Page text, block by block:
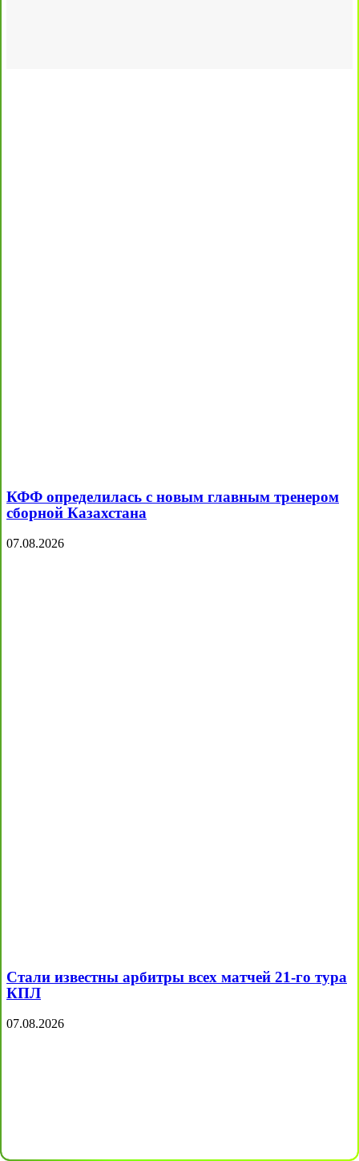
КФФ определилась с новым главным тренером
сборной Казахстана
07.08.2026
Стали известны арбитры всех матчей 21-го тура
КПЛ
07.08.2026